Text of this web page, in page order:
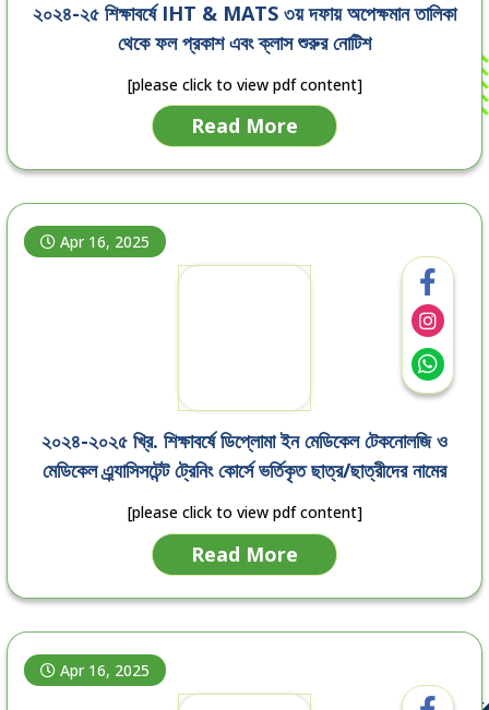
২০২৪-২৫ শিক্ষাবর্ষে IHT & MATS ৩য় দফায় অপেক্ষমান তালিকা
থেকে ফল প্রকাশ এবং ক্লাস শুরুর নোটিশ
[please click to view pdf content]
Read More
Apr 16, 2025
২০২৪-২০২৫ খ্রি. শিক্ষাবর্ষে ডিপ্লোমা ইন মেডিকেল টেকনোলজি ও
মেডিকেল এ্র্যাসিসটেন্ট ট্রেনিং কোর্সে ভর্তিকৃত ছাত্র/ছাত্রীদের নামের
তালিকা প্রেরণ
[please click to view pdf content]
Read More
Apr 16, 2025